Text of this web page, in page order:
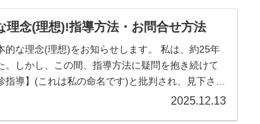
理念(理想)!指導方法・お問合せ方法
念(理想)をお知らせします。 私は、約25年
。しかし、この間、指導方法に疑問を抱き続けて
指導】(これは私の命名です)と批判され、見下さ
2025.12.13